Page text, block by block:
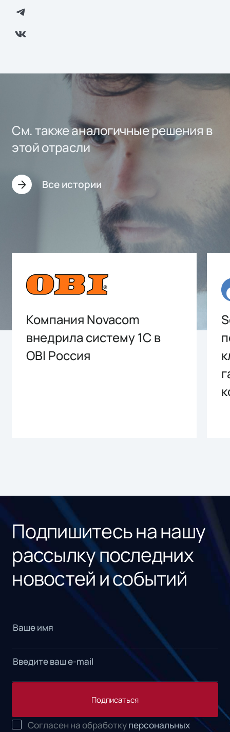
См. также аналогичные решения в
этой отрасли
Все истории
Компания Novacom
внедрила систему 1С в
OBI Россия
Подпишитесь на нашу
рассылку последних
новостей и событий
Подписаться
Согласен на обработкуперсональных